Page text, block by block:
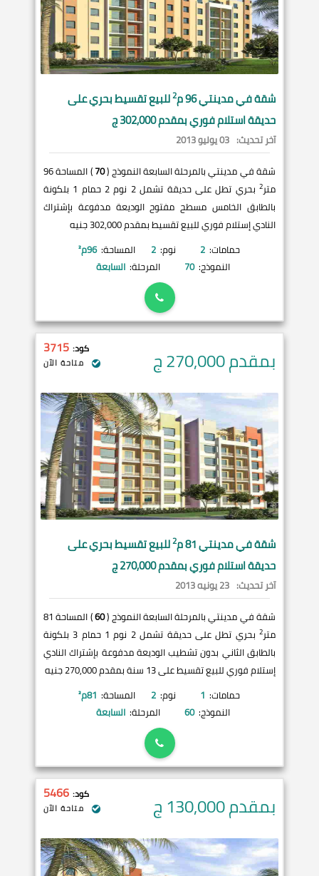
شقة فيمدينتي96 م 2للبيع تقسيط بحري على
حديقة استلام فوري بمقدم 302,000 ج
آخر تحديث: 03 يوليو 2013
شقة في مدينتي بالمرحلة السابعة النموذج (70
) المساحة 96
متر2
بحري تطل على حديقة تشمل 2 نوم 2 حمام 1 بلكونة
بالطابق الخامس مسطح مفتوح الوديعة مدفوعة بإشتراك
النادي إستلام فوري للبيع تقسيط بمقدم 302,000 جنيه
حمامات: 2 نوم: 2 المساحة: 96م²
النموذج: 70 المرحلة: السابعة
بمقدم 270,000 ج كود: 3715
متاحة الآن
شقة فيمدينتي 2للبيع تقسيط بحري على
حديقة استلام فوري بمقدم 270,000 ج
آخر تحديث: 23 يونيه 2013
شقة في مدينتي بالمرحلة السابعة النموذج (60
) المساحة 81
متر2
بحري تطل على حديقة تشمل 2 نوم 1 حمام 3 بلكونة
بالطابق الثاني بدون تشطيب الوديعة مدفوعة بإشتراك النادي
إستلام فوري للبيع تقسيط على 13 سنة بمقدم 270,000 جنيه
حمامات: 1 نوم: 2 المساحة: 81م²
النموذج: 60 المرحلة: السابعة
بمقدم 130,000 ج كود: 5466
متاحة الآن